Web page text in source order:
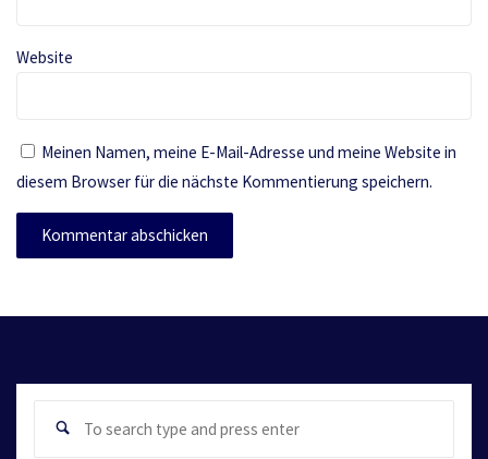
Website
Meinen Namen, meine E-Mail-Adresse und meine Website in
diesem Browser für die nächste Kommentierung speichern.
Search